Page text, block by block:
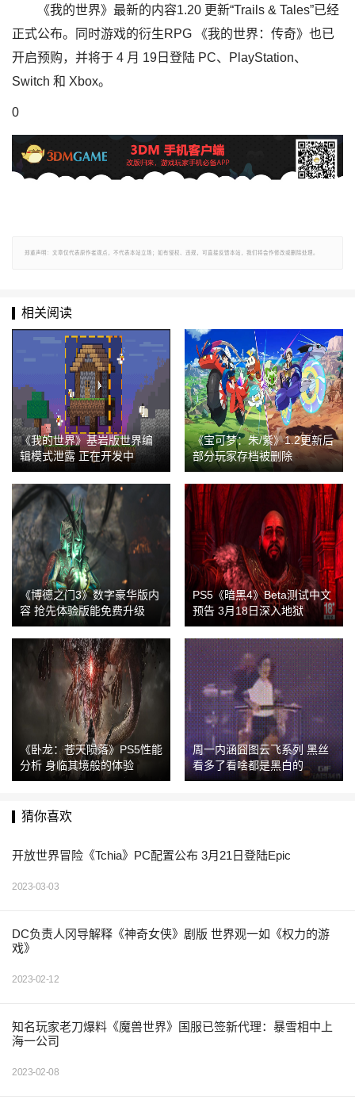
《我的世界》最新的内容1.20 更新“Trails & Tales”已经
正式公布。同时游戏的衍生RPG 《我的世界：传奇》也已
开启预购，并将于 4 月 19日登陆 PC、PlayStation、
Switch 和 Xbox。
0
郑重声明：文章仅代表原作者观点，不代表本站立场；如有侵权、违规，可直接反馈本站，我们将会作修改或删除处理。
相关阅读
《我的世界》基岩版世界编
辑模式泄露 正在开发中
《宝可梦：朱/紫》1.2更新后
部分玩家存档被删除
《博德之门3》数字豪华版内
容 抢先体验版能免费升级
PS5《暗黑4》Beta测试中文
预告 3月18日深入地狱
《卧龙：苍天陨落》PS5性能
分析 身临其境般的体验
周一内涵囧图云飞系列 黑丝
看多了看啥都是黑白的
猜你喜欢
开放世界冒险《Tchia》PC配置公布 3月21日登陆Epic
2023-03-03
DC负责人冈导解释《神奇女侠》剧版 世界观一如《权力的游
戏》
2023-02-12
知名玩家老刀爆料《魔兽世界》国服已签新代理：暴雪相中上
海一公司
2023-02-08